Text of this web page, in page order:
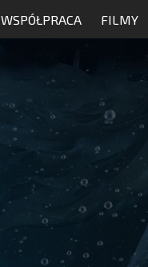
WSPÓŁPRACA FILMY